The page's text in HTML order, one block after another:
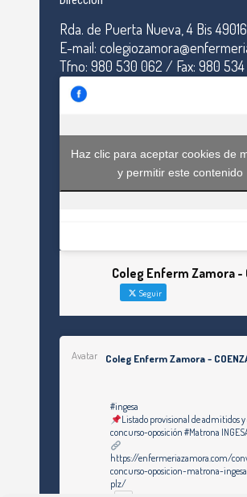
Rda. de Puerta Nueva, 4 Bis
E-mail:
Tfno: 980 530 062 / Fax: 980 534
Haz clic para aceptar cookies de
y permitir este contenido
Coleg Enferm Zamora -
Seguir
Avatar Coleg Enferm Zamora -
#ingesa
Listado provisional de admitidos
concurso-oposición #Matrona
https://enfermeriazamora.com/
concurso-oposicion-matrona-
plz/